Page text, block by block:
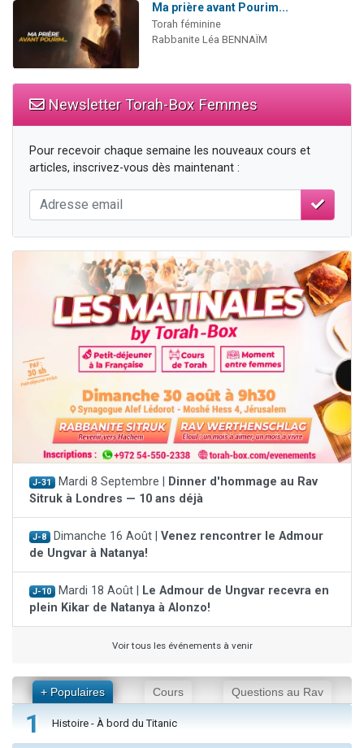
Ma prière avant Pourim...
Torah féminine
Rabbanite Léa BENNAÏM
Newsletter Torah-Box Femmes
Pour recevoir chaque semaine les nouveaux cours et
articles, inscrivez-vous dès maintenant :
J-31 Mardi 8 Septembre |
Dinner d'hommage au Rav
Sitruk à Londres — 10 ans déjà
J-8 Dimanche 16 Août | Venez rencontrer le Admour
de Ungvar à Natanya!
J-10 Mardi 18 Août |
Le Admour de Ungvar recevra en
plein Kikar de Natanya à Alonzo!
Voir tous les événements à venir
+ Populaires Cours Questions au Rav
1 Histoire - À bord du Titanic